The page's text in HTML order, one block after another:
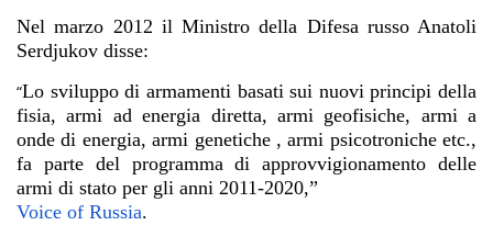
Nel marzo 2012 il Ministro della Difesa russo Anatoli
Serdjukov disse:
“Lo sviluppo di armamenti basati sui nuovi principi della
fisia, armi ad energia diretta, armi geofisiche, armi a
onde di energia, armi genetiche , armi psicotroniche etc.,
fa parte del programma di approvvigionamento delle
armi di stato per gli anni 2011-2020,”
Voice of Russia.